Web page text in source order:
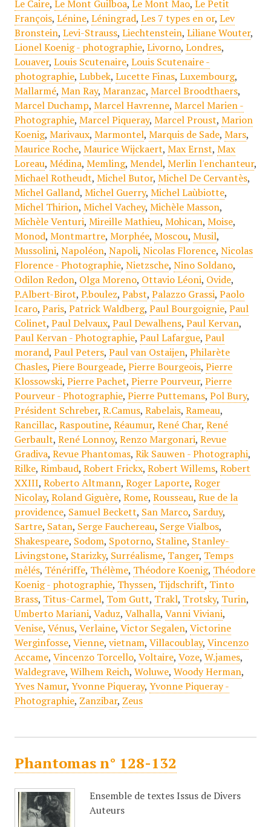
Le Caire, Le Mont Guilboa, Le Mont Mao, Le Petit
François, Lénine, Léningrad, Les 7 types en or, Lev
Bronstein, Levi-Strauss, Liechtenstein, Liliane Wouter,
Lionel Koenig - photographie, Livorno, Londres,
Louaver, Louis Scutenaire, Louis Scutenaire -
photographie, Lubbek, Lucette Finas, Luxembourg,
Mallarmé, Man Ray, Maranzac, Marcel Broodthaers,
Marcel Duchamp, Marcel Havrenne, Marcel Marien -
Photographie, Marcel Piqueray, Marcel Proust, Marion
Koenig, Marivaux, Marmontel, Marquis de Sade, Mars,
Maurice Roche, Maurice Wijckaert, Max Ernst, Max
Loreau, Médina, Memling, Mendel, Merlin l'enchanteur,
Michael Rotheudt, Michel Butor, Michel De Cervantès,
Michel Galland, Michel Guerry, Michel Laùbiotte,
Michel Thirion, Michel Vachey, Michèle Masson,
Michèle Venturi, Mireille Mathieu, Mohican, Moise,
Monod, Montmartre, Morphée, Moscou, Musil,
Mussolini, Napoléon, Napoli, Nicolas Florence, Nicolas
Florence - Photographie, Nietzsche, Nino Soldano,
Odilon Redon, Olga Moreno, Ottavio Léoni, Ovide,
P.Albert-Birot, P.boulez, Pabst, Palazzo Grassi, Paolo
Icaro, Paris, Patrick Waldberg, Paul Bourgoignie, Paul
Colinet, Paul Delvaux, Paul Dewalhens, Paul Kervan,
Paul Kervan - Photographie, Paul Lafargue, Paul
morand, Paul Peters, Paul van Ostaijen, Philarète
Chasles, Piere Bourgeade, Pierre Bourgeois, Pierre
Klossowski, Pierre Pachet, Pierre Pourveur, Pierre
Pourveur - Photographie, Pierre Puttemans, Pol Bury,
Président Schreber, R.Camus, Rabelais, Rameau,
Rancillac, Raspoutine, Réaumur, René Char, René
Gerbault, René Lonnoy, Renzo Margonari, Revue
Gradiva, Revue Phantomas, Rik Sauwen - Photographi,
Rilke, Rimbaud, Robert Frickx, Robert Willems, Robert
XXIII, Roberto Altmann, Roger Laporte, Roger
Nicolay, Roland Giguère, Rome, Rousseau, Rue de la
providence, Samuel Beckett, San Marco, Sarduy,
Sartre, Satan, Serge Fauchereau, Serge Vialbos,
Shakespeare, Sodom, Spotorno, Staline, Stanley-
Livingstone, Starizky, Surréalisme, Tanger, Temps
mêlés, Ténériffe, Thélème, Théodore Koenig, Théodore
Koenig - photographie, Thyssen, Tijdschrift, Tinto
Brass, Titus-Carmel, Tom Gutt, Trakl, Trotsky, Turin,
Umberto Mariani, Vaduz, Valhalla, Vanni Viviani,
Venise, Vénus, Verlaine, Victor Segalen, Victorine
Werginfosse, Vienne, vietnam, Villacoublay, Vincenzo
Accame, Vincenzo Torcello, Voltaire, Voze, W.james,
Waldegrave, Wilhem Reich, Woluwe, Woody Herman,
Yves Namur, Yvonne Piqueray, Yvonne Piqueray -
Photographie, Zanzibar, Zeus
Phantomas n° 128-132
Ensemble de textes Issus de Divers
Auteurs